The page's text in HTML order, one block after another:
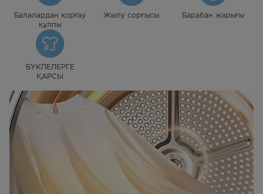
Балалардан қорғау
құлпы
Жылу сорғысы Барабан жарығы
БҮКПЕЛЕРГЕ
ҚАРСЫ